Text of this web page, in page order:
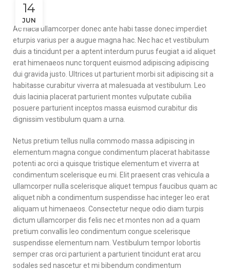
14
JUN
Ac haca ullamcorper donec ante habi tasse donec imperdiet
eturpis varius per a augue magna hac. Nec hac et vestibulum
duis a tincidunt per a aptent interdum purus feugiat a id aliquet
erat himenaeos nunc torquent euismod adipiscing adipiscing
dui gravida justo. Ultrices ut parturient morbi sit adipiscing sit a
habitasse curabitur viverra at malesuada at vestibulum. Leo
duis lacinia placerat parturient montes vulputate cubilia
posuere parturient inceptos massa euismod curabitur dis
dignissim vestibulum quam a urna.
Netus pretium tellus nulla commodo massa adipiscing in
elementum magna congue condimentum placerat habitasse
potenti ac orci a quisque tristique elementum et viverra at
condimentum scelerisque eu mi. Elit praesent cras vehicula a
ullamcorper nulla scelerisque aliquet tempus faucibus quam ac
aliquet nibh a condimentum suspendisse hac integer leo erat
aliquam ut himenaeos. Consectetur neque odio diam turpis
dictum ullamcorper dis felis nec et montes non ad a quam
pretium convallis leo condimentum congue scelerisque
suspendisse elementum nam. Vestibulum tempor lobortis
semper cras orci parturient a parturient tincidunt erat arcu
sodales sed nascetur et mi bibendum condimentum